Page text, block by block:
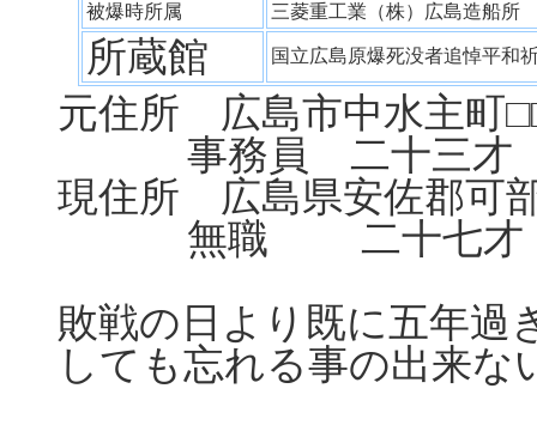
被爆時所属 三菱重工業（株）広島造船
所蔵館 国立広島原爆死没者追悼平
元住所 広島市中水主町
事務員 二十三才
現住所 広島県安佐郡可
無職 二十七才
敗戦の日より既に五年過
しても忘れる事の出来